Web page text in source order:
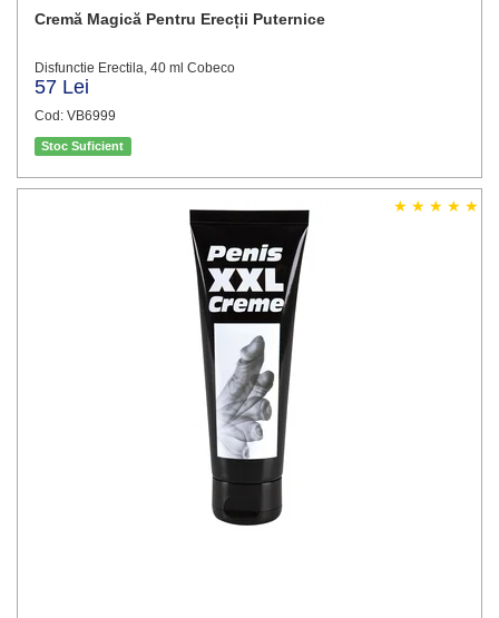
Cremă Magică Pentru Erecții Puternice
Disfunctie Erectila, 40 ml Cobeco
57 Lei
Cod: VB6999
Stoc Suficient